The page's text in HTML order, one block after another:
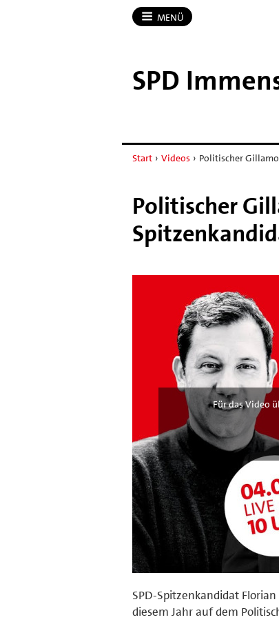
MENÜ
SPD
Start › Videos › Politischer
Politischer
Für das Video
SPD-Spitzenkandidat
diesem Jahr auf dem